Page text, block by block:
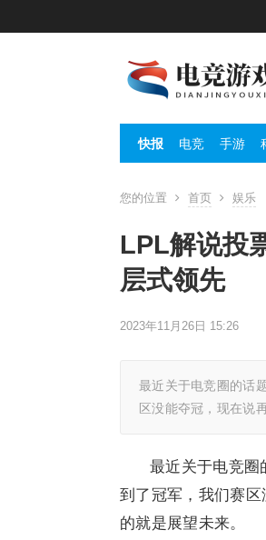
快报 电竞 手游
您的位置 首页 娱乐
LPL解说投
层式领先
2023年11月26日 15:26
最近关于电竞圈的话
区没能夺冠，现在说
最近关于电竞圈
到了冠军，我们赛
的就是展望未来。